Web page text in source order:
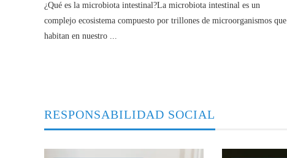
¿Qué es la microbiota intestinal?La microbiota intestinal es un
complejo ecosistema compuesto por trillones de microorganismos que
habitan en nuestro ...
RESPONSABILIDAD SOCIAL